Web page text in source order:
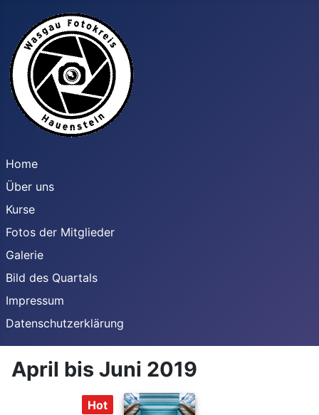
Home
Über uns
Kurse
Fotos der Mitglieder
Galerie
Bild des Quartals
Impressum
Datenschutzerklärung
April bis Juni 2019
Hot